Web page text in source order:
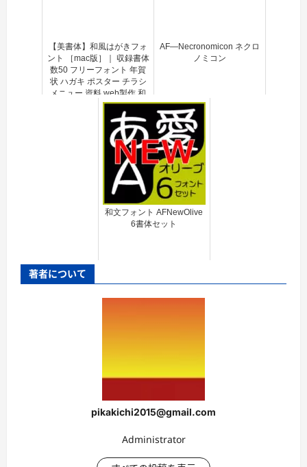
【美書体】和風はがきフォ
ント ［mac版］｜ 収録書体
数50 フリーフォント 年賀
状 ハガキ ポスター チラシ
メニュー 資料 web製作 和
風デザイン
AF―Necronomicon ネクロ
ノミコン
和文フォント AFNewOlive
6書体セット
著者について
pikakichi2015@gmail.com
Administrator